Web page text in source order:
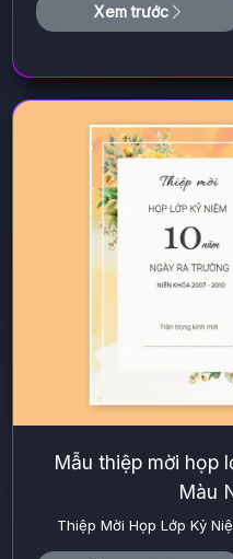
Xem trước
Mẫu thiệp mời họp
Màu
Thiệp Mời Họp Lớp Kỷ